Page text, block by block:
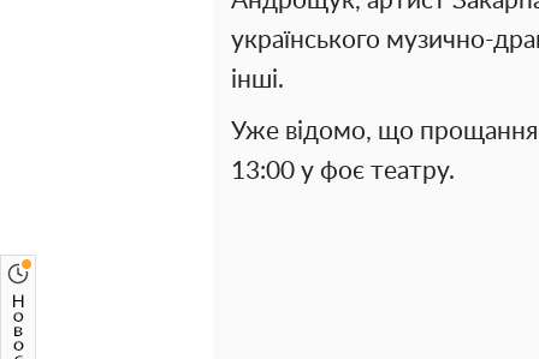
українського музично-
інші.
Уже відомо, що прощання
13:00 у фоє театру.